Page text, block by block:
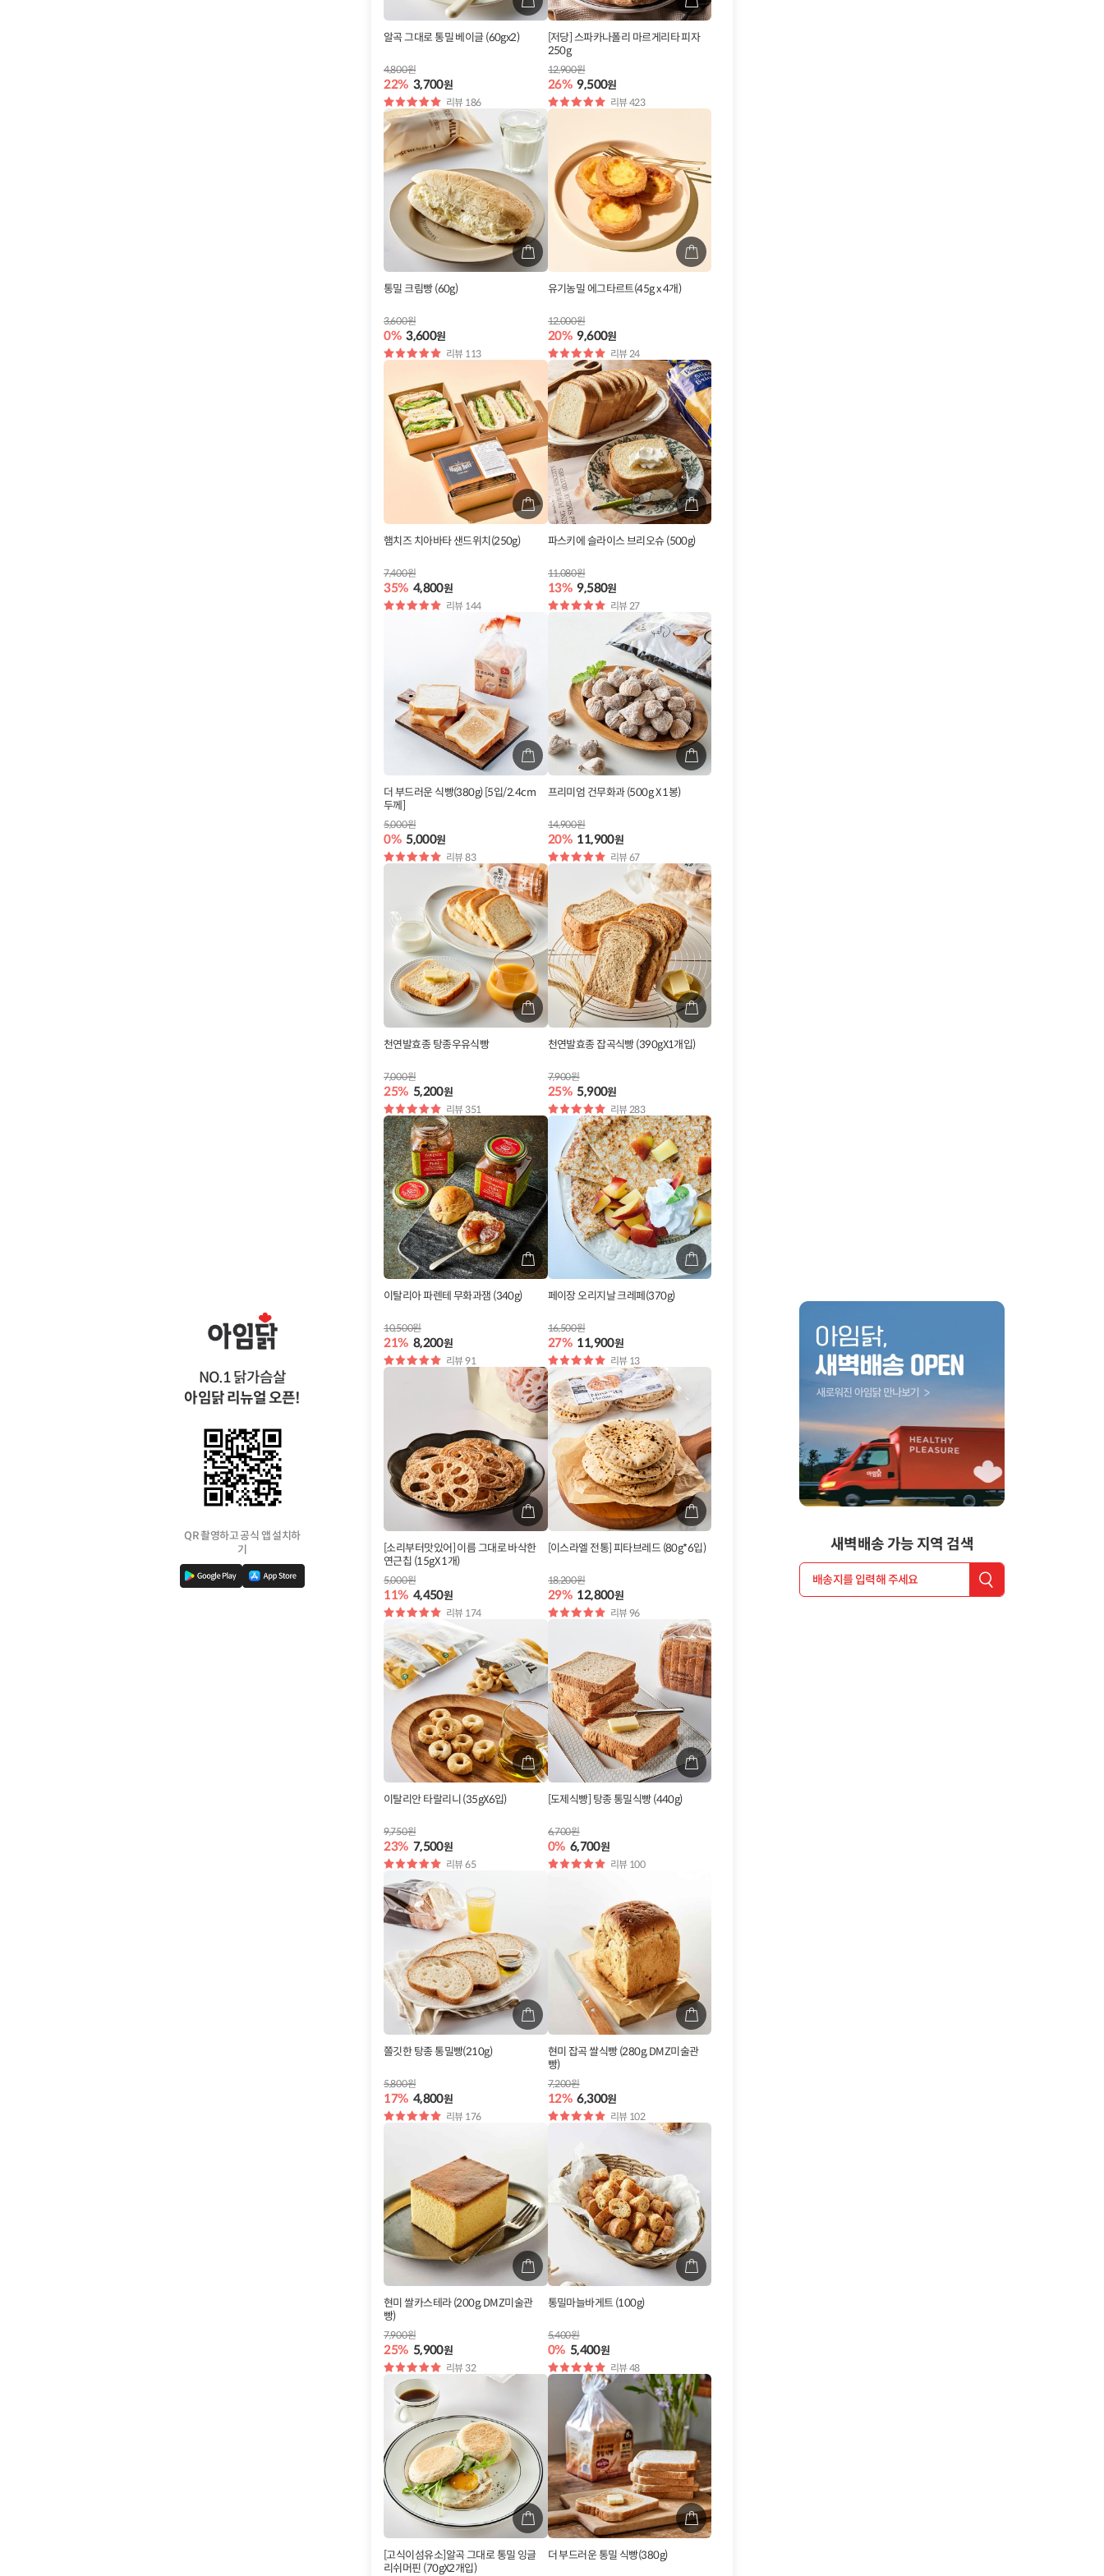
새벽배송 가능 지역 검색
배송지를 입력해 주세요
NO.1 닭가슴살
아임닭 리뉴얼 오픈!
QR 촬영하고 공식 앱 설치하
기
알곡 그대로 통밀 베이글 (60gx2)
22% 3,700원
4,800원
별
점
리뷰 186
[저당] 스파카나폴리 마르게리타 피자
250g
26% 9,500원
12,900원
별
점
리뷰 423
통밀 크림빵 (60g)
0% 3,600원
3,600원
별
점
리뷰 113
유기농밀 에그타르트(45g x 4개)
20% 9,600원
12,000원
별
점
리뷰 24
햄치즈 치아바타 샌드위치(250g)
35% 4,800원
7,400원
별
리뷰 144
파스키에 슬라이스 브리오슈 (500g)
13% 9,580원
11,080원
별
리뷰 27
더 부드러운 식빵(380g) [5입/2.4cm
두께]
0% 5,000원
5,000원
별
점
리뷰 83
프리미엄 건무화과 (500g X 1봉)
20% 11,900원
14,900원
별
점
리뷰 67
천연발효종 탕종우유식빵
25% 5,200원
7,000원
별
점
리뷰 351
천연발효종 잡곡식빵 (390gX1개입)
25% 5,900원
7,900원
별
점
리뷰 283
이탈리아 파렌테 무화과잼 (340g)
21% 8,200원
10,500원
별
점
리뷰 91
페이장 오리지날 크레페(370g)
27% 11,900원
16,500원
별
점
리뷰 13
[소리부터맛있어] 이름 그대로 바삭한
연근칩 (15gX 1개)
11% 4,450원
5,000원
별
리뷰 174
[이스라엘 전통] 피타브레드 (80g*6입)
29% 12,800원
18,200원
별
리뷰 96
이탈리안 타랄리니 (35gX6입)
23% 7,500원
9,750원
별
리뷰 65
[도제식빵] 탕종 통밀식빵 (440g)
0% 6,700원
6,700원
별
리뷰 100
쫄깃한 탕종 통밀빵(210g)
17% 4,800원
5,800원
별
리뷰 176
현미 잡곡 쌀식빵 (280g, DMZ미술관
빵)
12% 6,300원
7,200원
별
리뷰 102
현미 쌀카스테라 (200g, DMZ미술관
빵)
25% 5,900원
7,900원
별
리뷰 32
통밀마늘바게트 (100g)
0% 5,400원
5,400원
별
점
리뷰 48
[고식이섬유소]알곡 그대로 통밀 잉글
리쉬머핀 (70gX2개입)
더 부드러운 통밀 식빵(380g)